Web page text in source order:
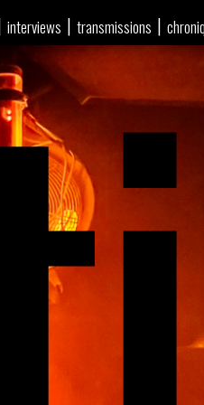
interviews | transmissions |